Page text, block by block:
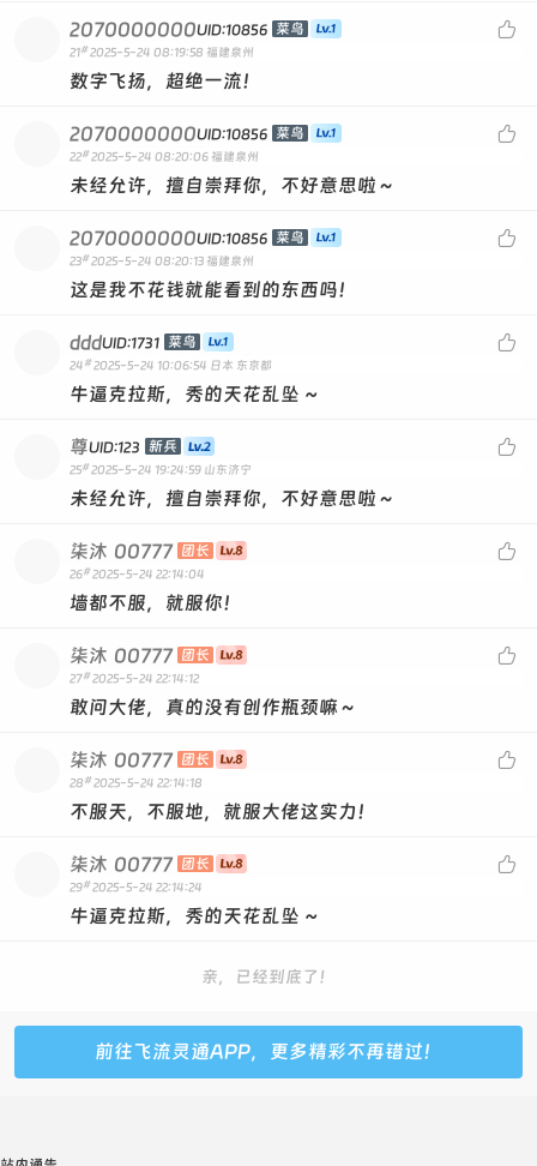

2070000000UID:10856 菜鸟
21# 2025-5-24 08:19:58 福建泉州
数字飞扬，超绝一流！

2070000000UID:10856 菜鸟
22# 2025-5-24 08:20:06 福建泉州
未经允许，擅自崇拜你，不好意思啦～

2070000000UID:10856 菜鸟
23# 2025-5-24 08:20:13 福建泉州
这是我不花钱就能看到的东西吗！

dddUID:1731 菜鸟
24 # 2025-5-24 10:06:54 日本 东京都
牛逼克拉斯，秀的天花乱坠 ~

尊UID:123 新兵
25# 2025-5-24 19:24:59 山东济宁
未经允许，擅自崇拜你，不好意思啦～

柒沐 00777 团长
26# 2025-5-24 22:14:04
墙都不服，就服你！

柒沐 00777 团长
27# 2025-5-24 22:14:12
敢问大佬，真的没有创作瓶颈嘛～

柒沐 00777 团长
28 # 2025-5-24 22:14:18
不服天，不服地，就服大佬这实力！

柒沐 00777 团长
29# 2025-5-24 22:14:24
牛逼克拉斯，秀的天花乱坠 ~
亲，已经到底了！
前往飞流灵通APP，更多精彩不再错过！